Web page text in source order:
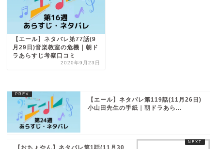
【エール】ネタバレ第77話(9
月29日)音楽教室の危機｜朝ド
ラあらすじ考察口コミ
2020年9月23日
【エール】ネタバレ第119話(11月26日)
小山田先生の手紙｜朝ドラあら...